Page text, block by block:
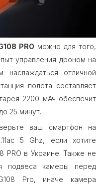
PRO можно для того,
управления дроном на
отличной
полета составляет
2200 мАч обеспечит
25 минут.
ваш смартфон на
5 Ghz, если хотите
PRO в Украине. Также не
подвеса камеры перед
Pro, иначе камера